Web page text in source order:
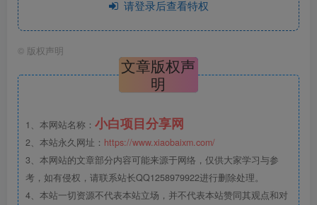
请登录后查看特权
© 版权声明
文章版权声
明
1、本网站名称： 小白项目分享网
2、本站永久网址： https://www.xiaobaixm.com/
3、本网站的文章部分内容可能来源于网络，仅供大家学习与参
考，如有侵权，请联系站长QQ1258979922进行删除处理。
4、本站一切资源不代表本站立场，并不代表本站赞同其观点和对